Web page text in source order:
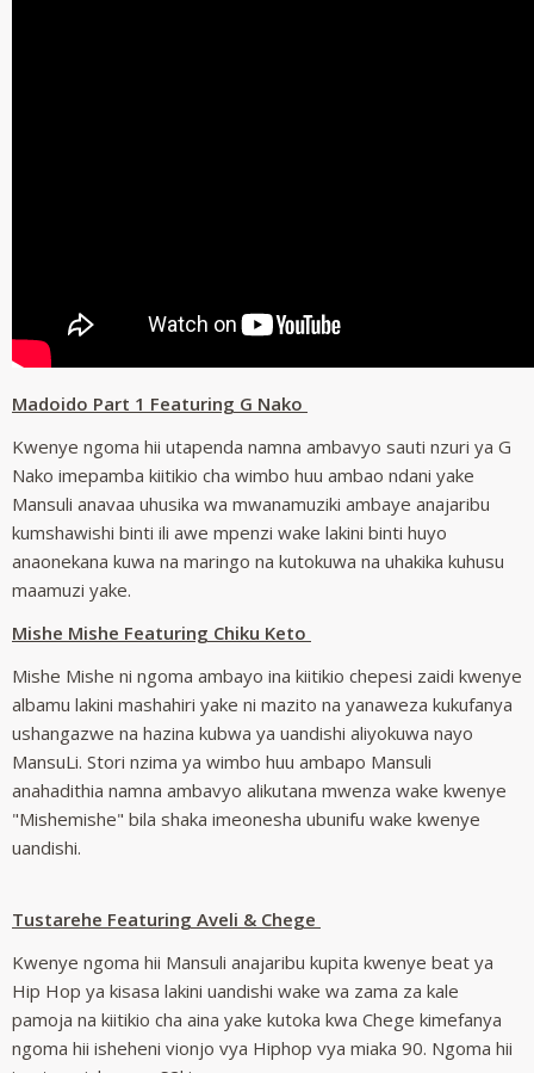
Madoido Part 1 Featuring G Nako
Kwenye ngoma hii utapenda namna ambavyo sauti nzuri ya G
Nako imepamba kiitikio cha wimbo huu ambao ndani yake
Mansuli anavaa uhusika wa mwanamuziki ambaye anajaribu
kumshawishi binti ili awe mpenzi wake lakini binti huyo
anaonekana kuwa na maringo na kutokuwa na uhakika kuhusu
maamuzi yake.
Mishe Mishe Featuring Chiku Keto
Mishe Mishe ni ngoma ambayo ina kiitikio chepesi zaidi kwenye
albamu lakini mashahiri yake ni mazito na yanaweza kukufanya
ushangazwe na hazina kubwa ya uandishi aliyokuwa nayo
MansuLi. Stori nzima ya wimbo huu ambapo Mansuli
anahadithia namna ambavyo alikutana mwenza wake kwenye
"Mishemishe" bila shaka imeonesha ubunifu wake kwenye
uandishi.
Tustarehe Featuring Aveli & Chege
Kwenye ngoma hii Mansuli anajaribu kupita kwenye beat ya
Hip Hop ya kisasa lakini uandishi wake wa zama za kale
pamoja na kiitikio cha aina yake kutoka kwa Chege kimefanya
ngoma hii isheheni vionjo vya Hiphop vya miaka 90. Ngoma hii